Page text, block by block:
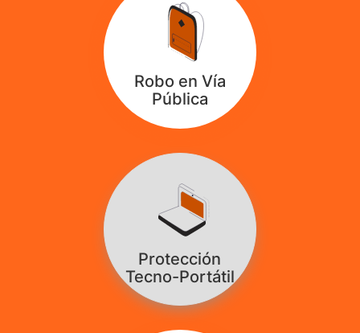
Robo en Vía
Pública
Protección
Tecno-Portátil